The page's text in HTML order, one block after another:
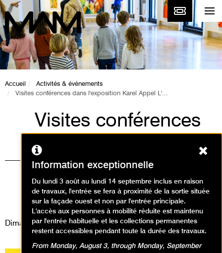
Accueil
Activités & événements
Visites conférences dans l'exposition Karel Appel L'...
Visites conférences
dans l'exposition
Karel Appel L'art est
une fête !
Visites
Dimanche 12 mars 2017
Information exceptionnelle
Du lundi 3 août au lundi 14 septembre inclus en raison
de travaux, l'entrée se fera à proximité de la sortie située
sur la façade ouest et non par l'entrée principale.
L'accès aux personnes à mobilité réduite est maintenu
par l'entrée habituelle et les collections permanentes
restent accessibles pendant toute la durée des travaux.
From Monday, August 3, through Monday, September